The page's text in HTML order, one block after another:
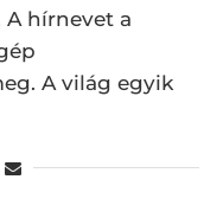
A hírnevet a
A világ egyik